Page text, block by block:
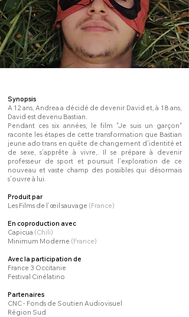
Synopsis
A 12 ans, Andrea a décidé de devenir David et, à 18 ans,
David est devenu Bastian.
Pendant ces six années, le film "Je suis un garçon"
raconte les étapes de cette transformation que Bastian
jeune ado trans en quête de changement d’identité et
de sexe, s’apprête à vivre,. Il se prépare à devenir
professeur de sport et poursuit l’exploration de ce
nouveau et vaste champ des possibles qui désormais
s’ouvre à lui.
Produit par
Les Films de l’œil sauvage (France)
En coproduction avec
Capicua (Chili)
Minimum Moderne (France)
Avec la participation de
France 3 Occitanie
Festival Cinélatino
Partenaires
CNC - Fonds de Soutien Audiovisuel
Région Sud